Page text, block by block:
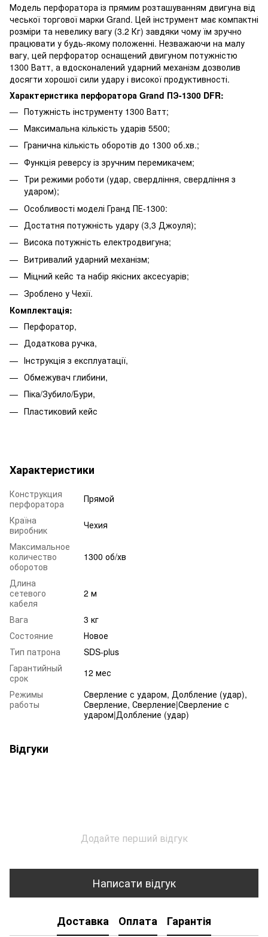
​Модель перфоратора із прямим розташуванням двигуна від
чеської торгової марки Grand. Цей інструмент має компактні
розміри та невелику вагу (3.2 Кг) завдяки чому їм зручно
працювати у будь-якому положенні. Незважаючи на малу
вагу, цей перфоратор оснащений двигуном потужністю
1300 Ватт, а вдосконалений ударний механізм дозволив
досягти хорошої сили удару і високої продуктивності.
Характеристика перфоратора Grand ПЭ-1300 DFR:
Потужність інструменту 1300 Ватт;
Максимальна кількість ударів 5500;
Гранична кількість оборотів до 1300 об.хв.;
Функція реверсу із зручним перемикачем;
Три режими роботи (удар, свердління, свердління з
ударом);
Особливості моделі Гранд ПЕ-1300:
Достатня потужність удару (3,3 Джоуля);
Висока потужність електродвигуна;
Витривалий ударний механізм;
Міцний кейс та набір якісних аксесуарів;
Зроблено у Чехії.
Комплектація:
Перфоратор,
Додаткова ручка,
Інструкція з експлуатації,
Обмежувач глибини,
Піка/Зубило/Бури,
Пластиковий кейс
Характеристики
Конструкция
перфоратора
Прямой
Країна
виробник
Чехия
Максимальное
количество
оборотов
1300 об/хв
Длина
сетевого
кабеля
2 м
Вага
3 кг
Состояние
Новое
Тип патрона
SDS-plus
Гарантийный
срок
12 мес
Режимы
работы
Сверление с ударом, Долбление (удар),
Сверление, Сверление|Сверление с
ударом|Долбление (удар)
Відгуки
Додайте перший відгук
Написати відгук
Доставка Оплата Гарантія